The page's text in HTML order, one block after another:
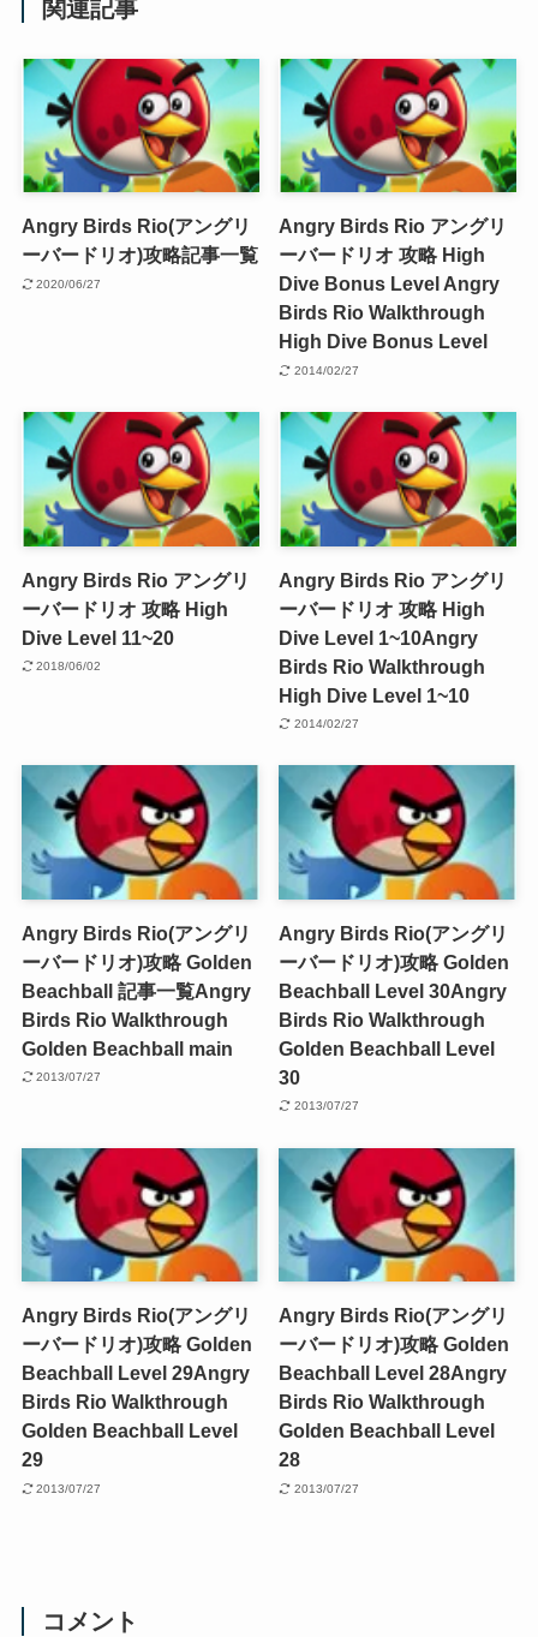
関連記事
Angry Birds Rio(アングリ
ーバードリオ)攻略記事一覧
2020/06/27
Angry Birds Rio アングリ
ーバードリオ 攻略 High
Dive Bonus Level Angry
Birds Rio Walkthrough
High Dive Bonus Level
2014/02/27
Angry Birds Rio アングリ
ーバードリオ 攻略 High
Dive Level 11~20
2018/06/02
Angry Birds Rio アングリ
ーバードリオ 攻略 High
Dive Level 1~10Angry
Birds Rio Walkthrough
High Dive Level 1~10
2014/02/27
Angry Birds Rio(アングリ
ーバードリオ)攻略 Golden
Beachball 記事一覧Angry
Birds Rio Walkthrough
Golden Beachball main
2013/07/27
Angry Birds Rio(アングリ
ーバードリオ)攻略 Golden
Beachball Level 30Angry
Birds Rio Walkthrough
Golden Beachball Level
30
2013/07/27
Angry Birds Rio(アングリ
ーバードリオ)攻略 Golden
Beachball Level 29Angry
Birds Rio Walkthrough
Golden Beachball Level
29
2013/07/27
Angry Birds Rio(アングリ
ーバードリオ)攻略 Golden
Beachball Level 28Angry
Birds Rio Walkthrough
Golden Beachball Level
28
2013/07/27
コメント